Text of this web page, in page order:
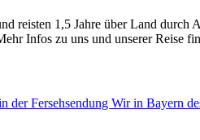
reisten 1,5 Jahre über Land
Infos zu uns und unserer Reise